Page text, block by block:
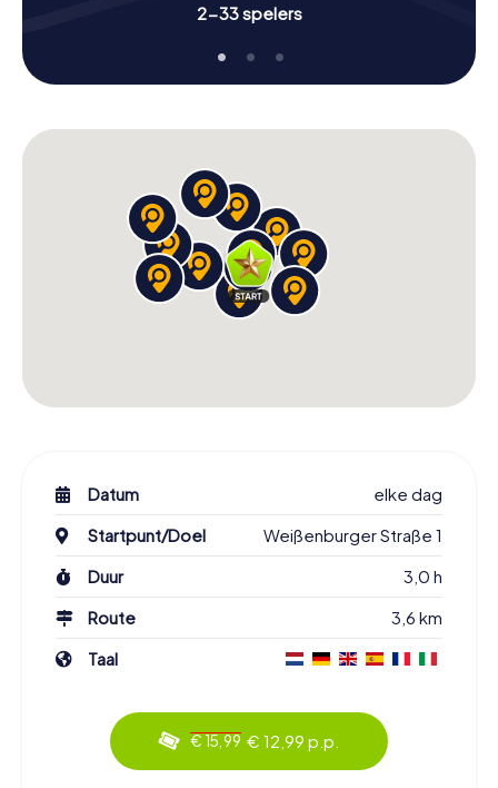
2-33 spelers
Datum
elke dag
Startpunt/Doel
Weißenburger Straße 1
Duur
3,0 h
Route
3,6 km
Taal
€ 15,99 € 12,99 p.p.